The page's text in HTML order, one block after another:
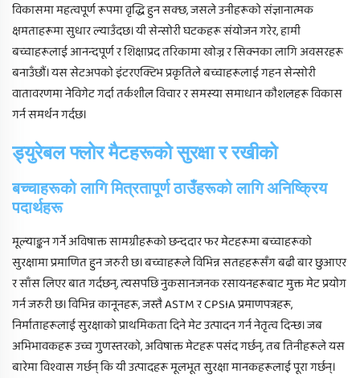
विकासमा महत्वपूर्ण रूपमा वृद्धि हुन सक्छ, जसले उनीहरूको संज्ञानात्मक
क्षमताहरूमा सुधार ल्याउँदछ। यी सेन्सोरी घटकहरू संयोजन गरेर, हामी
बच्चाहरूलाई आनन्दपूर्ण र शिक्षाप्रद तरिकामा खोज्न र सिक्नका लागि अवसरहरू
बनाउँछौं। यस सेटअपको इंटरएक्टिभ प्रकृतिले बच्चाहरूलाई गहन सेन्सोरी
वातावरणमा नेविगेट गर्दा तर्कशील विचार र समस्या समाधान कौशलहरू विकास
गर्न समर्थन गर्दछ।
ड्युरेबल फ्लोर मैटहरूको सुरक्षा र रखीको
बच्चाहरूको लागि मित्रतापूर्ण ठाउँहरूको लागि अनिष्क्रिय
पदार्थहरू
मूल्याङ्कन गर्ने अविषाक्त सामग्रीहरूको छन्ददार फर मेटहरूमा बच्चाहरूको
सुरक्षामा प्रमाणित हुन जरुरी छ। बच्चाहरूले विभिन्न सतहहरूसँग बढी बार छुआएर
र साँस लिएर बात गर्दछन्, त्यसपछि नुकसानजनक रसायनहरूबाट मुक्त मेट प्रयोग
गर्न जरुरी छ। विभिन्न कानूनहरू, जस्तै ASTM र CPSIA प्रमाणपत्रहरू,
निर्माताहरूलाई सुरक्षाको प्राथमिकता दिने मेट उत्पादन गर्न नेतृत्व दिन्छ। जब
अभिभावकहरू उच्च गुणस्तरको, अविषाक्त मेटहरू पसंद गर्छन्, तब तिनीहरूले यस
बारेमा विश्वास गर्छन् कि यी उत्पादहरू मूलभूत सुरक्षा मानकहरूलाई पूरा गर्छन्।